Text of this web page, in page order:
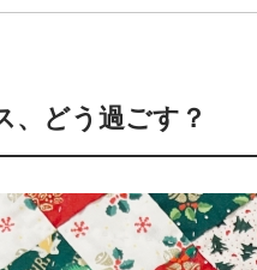
、どう過ごす？